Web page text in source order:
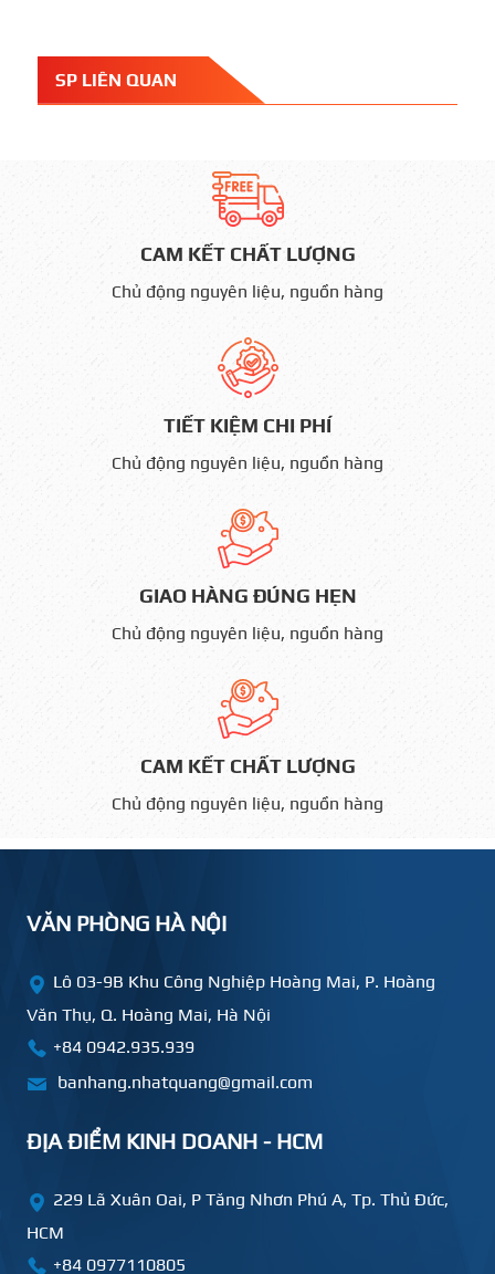
SP LIÊN QUAN
CAM KẾT CHẤT LƯỢNG
Chủ động nguyên liệu, nguồn hàng
TIẾT KIỆM CHI PHÍ
Chủ động nguyên liệu, nguồn hàng
GIAO HÀNG ĐÚNG HẸN
Chủ động nguyên liệu, nguồn hàng
CAM KẾT CHẤT LƯỢNG
Chủ động nguyên liệu, nguồn hàng
VĂN PHÒNG HÀ NỘI
Lô 03-9B Khu Công Nghiệp Hoàng Mai, P. Hoàng
Văn Thụ, Q. Hoàng Mai, Hà Nội
+84 0942.935.939
banhang.nhatquang@gmail.com
ĐỊA ĐIỂM KINH DOANH - HCM
229 Lã Xuân Oai, P Tăng Nhơn Phú A, Tp. Thủ Đức,
HCM
+84 0977110805